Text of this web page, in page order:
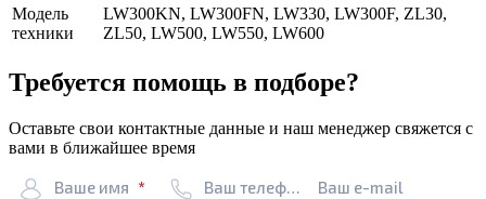
Модель
техники
LW300KN, LW300FN, LW330, LW300F, ZL30,
ZL50, LW500, LW550, LW600
Требуется помощь в подборе?
Оставьте свои контактные данные и наш менеджер свяжется с
вами в ближайшее время
Ваше имя Ваш телефон Ваш e-mail